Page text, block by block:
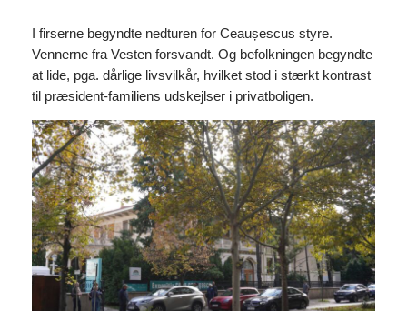
I firserne begyndte nedturen for Ceaușescus styre.
Vennerne fra Vesten forsvandt. Og befolkningen begyndte
at lide, pga. dårlige livsvilkår, hvilket stod i stærkt kontrast
til præsident-familiens udskejlser i privatboligen.